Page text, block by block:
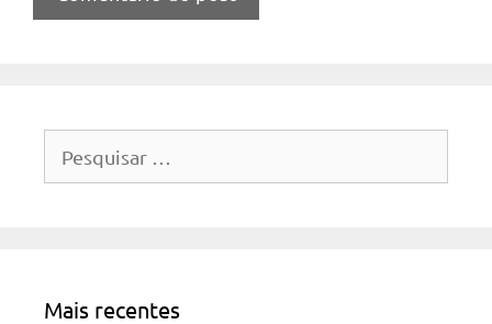
por:
Mais recentes